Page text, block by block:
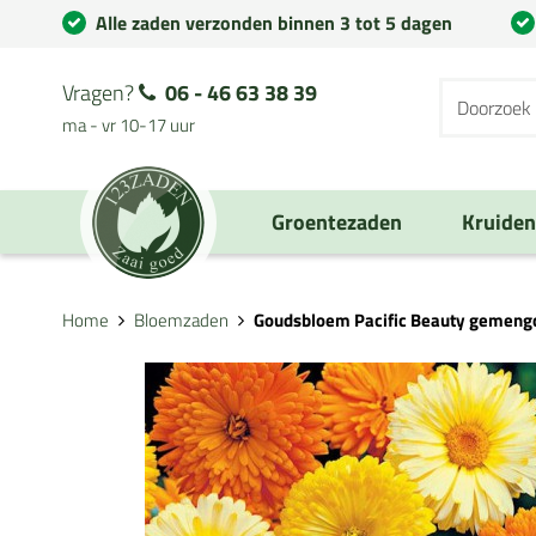
Alle zaden verzonden binnen 3 tot 5 dagen
Vragen? 06 - 46 63 38 39
ma - vr 10-17 uur
Groentezaden
Home Bloemzaden Goudsbloem Pacific Beauty